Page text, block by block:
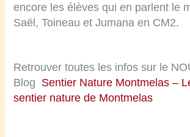
encore les élèves qui en parlent le
Saël, Toineau et Jumana en CM2.
Retrouver toutes les infos sur le
Blog Sentier Nature Montmelas –
sentier nature de Montmelas